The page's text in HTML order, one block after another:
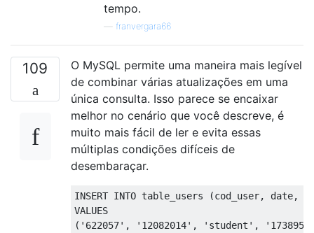
tempo.
franvergara66
109
O MySQL permite uma maneira mais legível
de combinar várias atualizações em uma
única consulta. Isso parece se encaixar
melhor no cenário que você descreve, é
muito mais fácil de ler e evita essas
múltiplas condições difíceis de
desembaraçar.
INSERT INTO table_users (cod_user, date,
VALUES
( '622057' , '12082014' , 'student' ,